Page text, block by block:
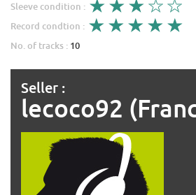
Sleeve condition :
Record condtion :
No. of tracks : 10
Seller :
lecoco92